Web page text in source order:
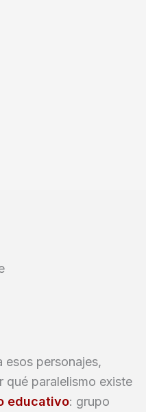
esos personajes,
qué paralelismo existe
educativo: grupo